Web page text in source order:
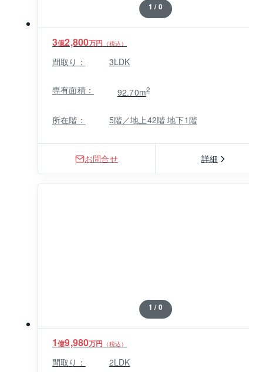
ファミリータイプのお部屋がございます。エレベー
ターホールから住戸へのアプローチはプライバシーに
配慮した空中歩廊スタイルとなっております。（総戸
■「レジデンスフォレスト」は６階建ての低層マンショ
８１㎡台のファミリータイプのお部屋がございます。
バシーに配慮した空中歩廊スタイルとなっておりま
す。（総戸数：34戸、6階建、2010年5月築）
※掲載中の物件写真はタワーイーストです。
1 / 0
3億2,800万円 （税込）
間取り： 3LDK
専有面積： 92.70m2
所在階： 5階／地上42階 地下1階
お問合せ 詳細
1 / 0
1億9,980万円 （税込）
間取り： 2LDK